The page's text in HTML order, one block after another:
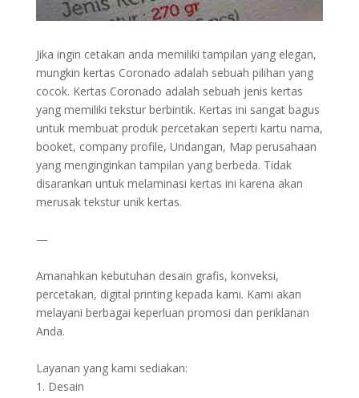
Jika ingin cetakan anda memiliki tampilan yang elegan,
mungkin kertas Coronado adalah sebuah pilihan yang
cocok. Kertas Coronado adalah sebuah jenis kertas
yang memiliki tekstur berbintik. Kertas ini sangat bagus
untuk membuat produk percetakan seperti kartu nama,
booket, company profile, Undangan, Map perusahaan
yang menginginkan tampilan yang berbeda. Tidak
disarankan untuk melaminasi kertas ini karena akan
merusak tekstur unik kertas.
—
Amanahkan kebutuhan desain grafis, konveksi,
percetakan, digital printing kepada kami. Kami akan
melayani berbagai keperluan promosi dan periklanan
Anda.
Layanan yang kami sediakan:
1. Desain